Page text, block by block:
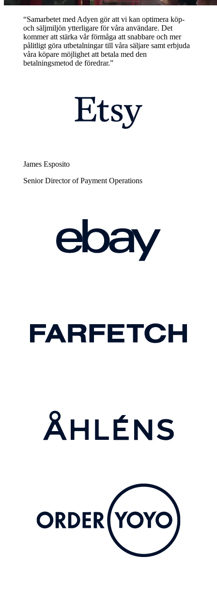
“Samarbetet med Adyen gör att vi kan optimera köp-
och säljmiljön ytterligare för våra användare. Det
kommer att stärka vår förmåga att snabbare och mer
pålitligt göra utbetalningar till våra säljare samt erbjuda
våra köpare möjlighet att betala med den
betalningsmetod de föredrar.”
James Esposito
Senior Director of Payment Operations